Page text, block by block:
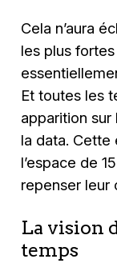
Cela n’aura
les plus
Et toutes les
apparition
la data. Cette
l’espace de
repenser leur
La vision
temps